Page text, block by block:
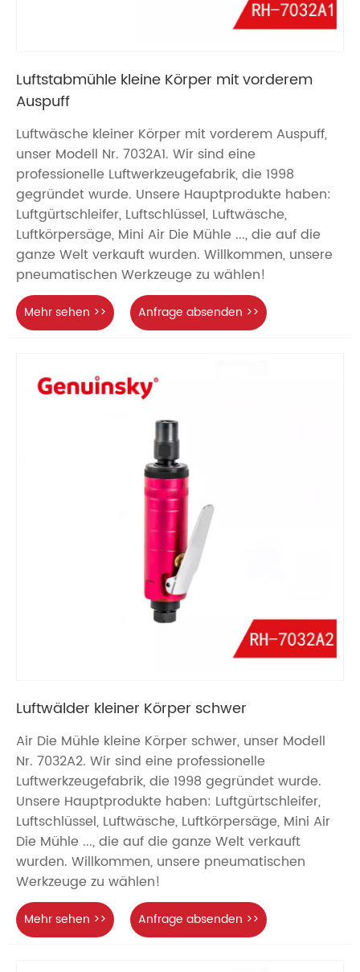
Luftstabmühle kleine Körper mit vorderem
Auspuff
Luftwäsche kleiner Körper mit vorderem Auspuff,
unser Modell Nr. 7032A1. Wir sind eine
professionelle Luftwerkzeugefabrik, die 1998
gegründet wurde. Unsere Hauptprodukte haben:
Luftgürtschleifer, Luftschlüssel, Luftwäsche,
Luftkörpersäge, Mini Air Die Mühle ..., die auf die
ganze Welt verkauft wurden. Willkommen, unsere
pneumatischen Werkzeuge zu wählen!
Mehr sehen >> Anfrage absenden >>
Luftwälder kleiner Körper schwer
Air Die Mühle kleine Körper schwer, unser Modell
Nr. 7032A2. Wir sind eine professionelle
Luftwerkzeugefabrik, die 1998 gegründet wurde.
Unsere Hauptprodukte haben: Luftgürtschleifer,
Luftschlüssel, Luftwäsche, Luftkörpersäge, Mini Air
Die Mühle ..., die auf die ganze Welt verkauft
wurden. Willkommen, unsere pneumatischen
Werkzeuge zu wählen!
Mehr sehen >> Anfrage absenden >>